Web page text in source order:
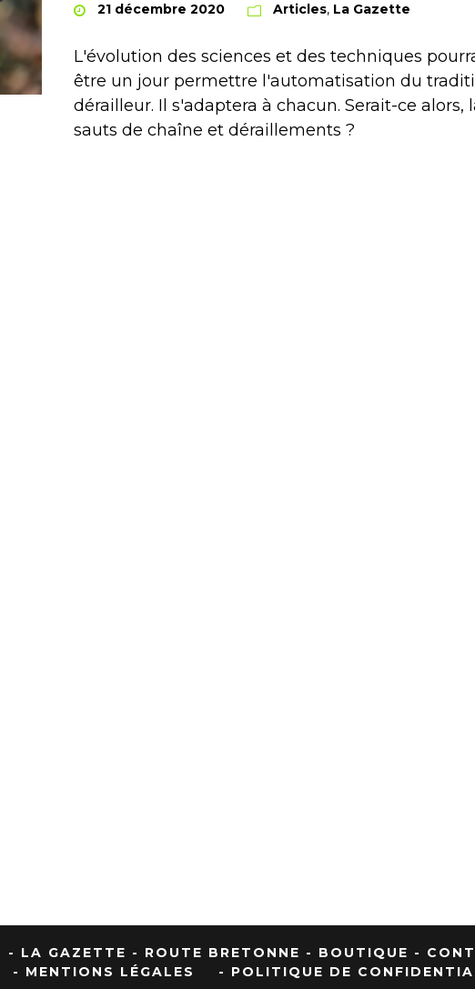
21 décembre 2020 Articles, La Gazette
L'évolution des sciences et des techniques
être un jour permettre l'automatisation du
dérailleur. Il s'adaptera à chacun. Serait-ce alors,
sauts de chaîne et déraillements ?
- LA GAZETTE - ROUTE BRETONNE - BOUTIQUE -
- MENTIONS LÉGALES - POLITIQUE DE